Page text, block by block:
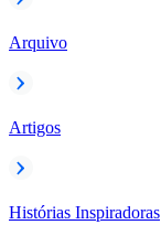
Arquivo
Artigos
Histórias Inspiradoras